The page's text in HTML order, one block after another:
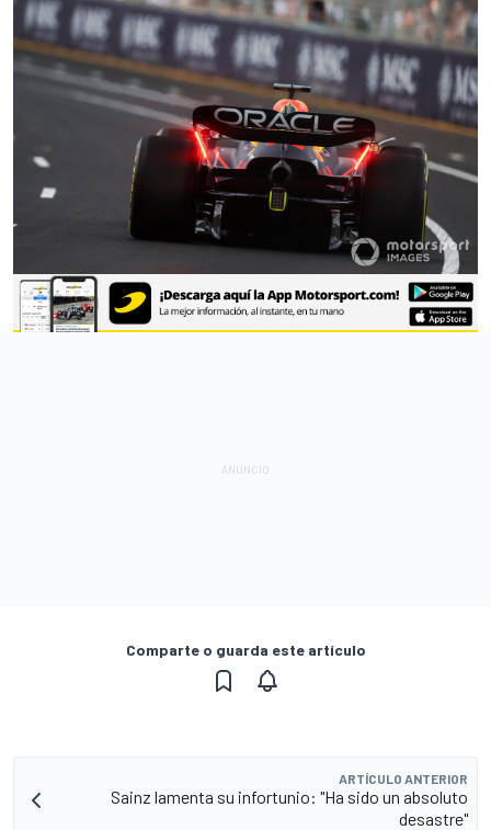
Comparte o guarda este artículo
ARTÍCULO ANTERIOR
Sainz lamenta su infortunio: "Ha sido un absoluto
desastre"